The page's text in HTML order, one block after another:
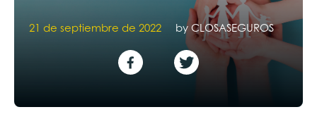
21 de septiembre de 2022 by CLOSASEGUROS